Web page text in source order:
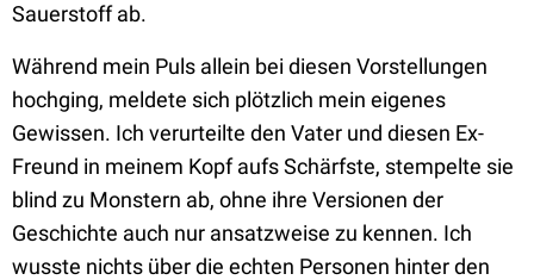
Sauerstoff ab.
Während mein Puls allein bei diesen Vorstellungen
hochging, meldete sich plötzlich mein eigenes
Gewissen. Ich verurteilte den Vater und diesen Ex-
Freund in meinem Kopf aufs Schärfste, stempelte sie
blind zu Monstern ab, ohne ihre Versionen der
Geschichte auch nur ansatzweise zu kennen. Ich
wusste nichts über die echten Personen hinter den